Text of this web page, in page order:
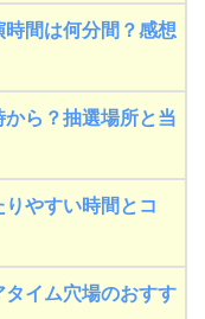
間は何分間？感想
ら？抽選場所と当
やすい時間とコ
イム穴場のおすす